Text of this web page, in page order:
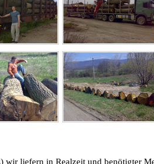
wir liefern in Realzeit und benötigter